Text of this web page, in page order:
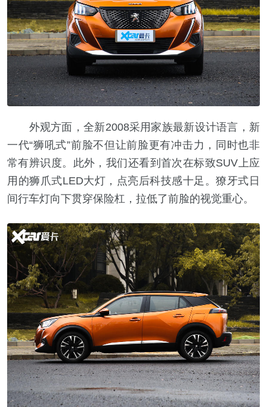
外观方面，全新2008采用家族最新设计语言，新
一代“狮吼式”前脸不但让前脸更有冲击力，同时也非
常有辨识度。此外，我们还看到首次在标致SUV上应
用的狮爪式LED大灯，点亮后科技感十足。獠牙式日
间行车灯向下贯穿保险杠，拉低了前脸的视觉重心。